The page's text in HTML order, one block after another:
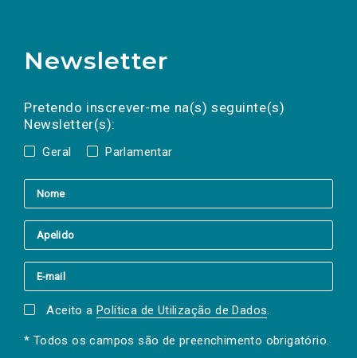
Newsletter
Pretendo inscrever-me na(s) seguinte(s)
Newsletter(s):
Geral Parlamentar
a(s) newsletter(s).
mail
Aceito a Política de Utilização de Dados.
* Todos os campos são de preenchimento obrigatório.